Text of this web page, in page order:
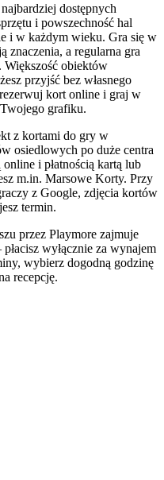
dostępnych
i powszechność hal
i w każdym wieku. Gra się w
znaczenia, a regularna gra
obiektów
przyjść bez własnego
kort online i graj w
grafiku.
z kortami do gry w
osiedlowych po duże centra
i płatnością kartą lub
m.in. Marsowe Korty. Przy
z Google, zdjęcia kortów
termin.
przez Playmore zajmuje
wyłącznie za wynajem
wybierz dogodną godzinę
recepcję.